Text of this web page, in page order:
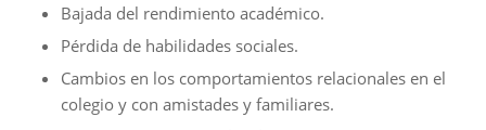
Bajada del rendimiento académico.
Pérdida de habilidades sociales.
Cambios en los comportamientos relacionales en el
colegio y con amistades y familiares.